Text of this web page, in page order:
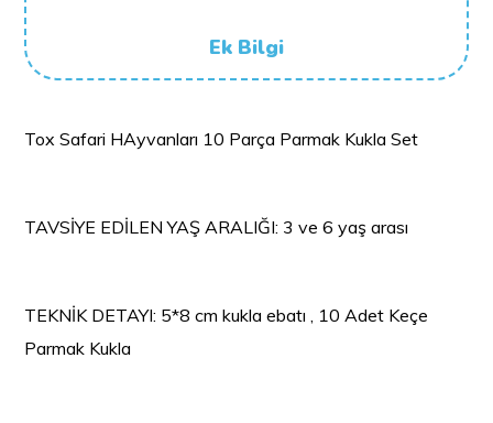
Ek Bilgi
Tox Safari HAyvanları 10 Parça Parmak Kukla Set
TAVSİYE EDİLEN YAŞ ARALIĞI: 3 ve 6 yaş arası
TEKNİK DETAYI: 5*8 cm kukla ebatı , 10 Adet Keçe
Parmak Kukla